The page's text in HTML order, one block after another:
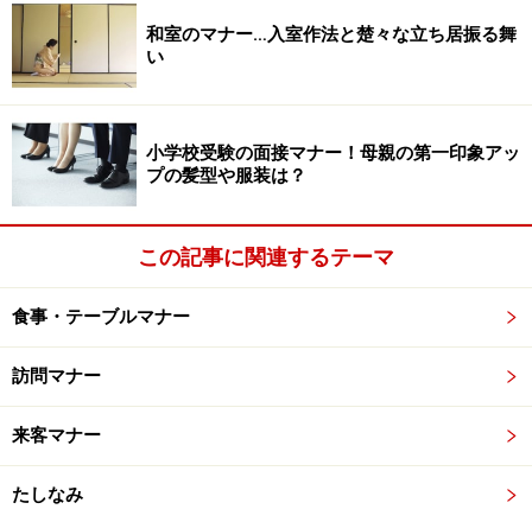
一方で、アイコンタクトが強すぎて相手に圧迫感を与え
てしまう方も。あいさつが済み会話に入ったら、時々相
手の眉毛～口元辺りの範囲を見る「ソフトアイコンタク
ト」を意識してみてください。適切なアイコンタクトで
好感度アップを目指しましょう。
和室のマナー…入室作法と楚々な立ち居振る舞
い
小学校受験の面接マナー！母親の第一印象アッ
プの髪型や服装は？
この記事に関連するテーマ
食事・テーブルマナー
訪問マナー
来客マナー
たしなみ